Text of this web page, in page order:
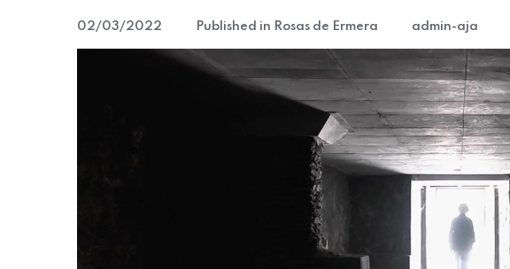
02/03/2022 Published in Rosas de Ermera admin-aja